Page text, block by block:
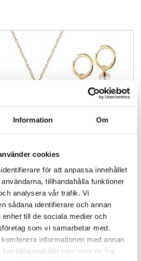
Information Om
cookies
för att anpassa innehållet
tillhandahålla funktioner
analysera vår trafik. Vi
sådana identifierare och annan
enhet till de sociala medier och
som vi samarbetar med.
informationen med annan
tillhandahållit eller som de har
och honom!
sig! Är det din tur att gifta dig? Då kanske
vad du ska ge din...